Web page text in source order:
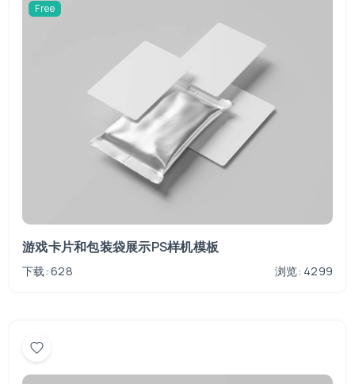
Free
游戏卡片和包装袋展示PS样机模板
下载: 628 浏览: 4299